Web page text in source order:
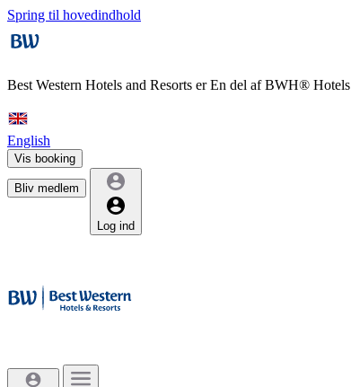
Spring til hovedindhold
Best Western Hotels and Resorts erEn del af BWH® Hotels
English
Vis booking
Bliv medlem
Log ind